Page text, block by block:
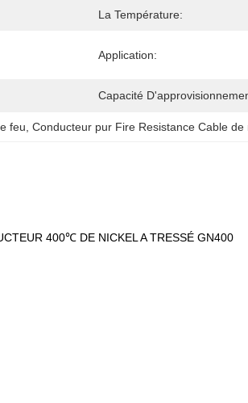
La Température:
Application:
Capacité
feu Conducteur pur Fire Resistance Cable de
400℃ DE NICKEL A TRESSÉ GN400